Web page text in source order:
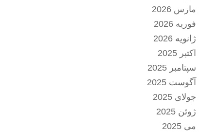
مارس 2026
فوریه 2026
ژانویه 2026
اکتبر 2025
سپتامبر 2025
آگوست 2025
جولای 2025
ژوئن 2025
می 2025